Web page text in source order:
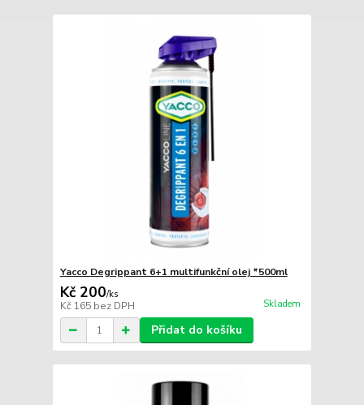
Yacco Degrippant 6+1 multifunkční olej *500ml
Kč 200/ks
Kč 165 bez DPH Skladem
Přidat do košíku